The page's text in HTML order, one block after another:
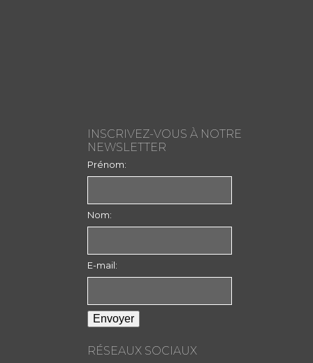
INSCRIVEZ-VOUS À NOTRE
NEWSLETTER
Prénom:
Nom:
E-mail:
RÉSEAUX SOCIAUX